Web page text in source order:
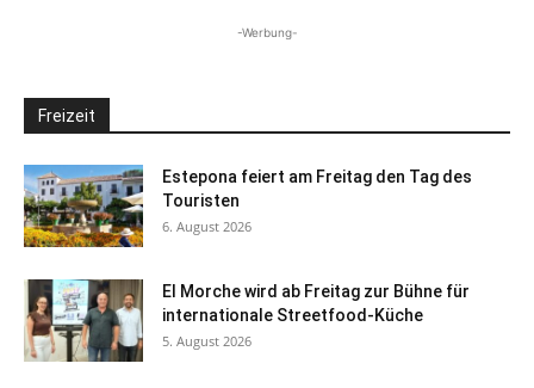
-Werbung-
Freizeit
Estepona feiert am Freitag den Tag des
Touristen
6. August 2026
El Morche wird ab Freitag zur Bühne für
internationale Streetfood-Küche
5. August 2026